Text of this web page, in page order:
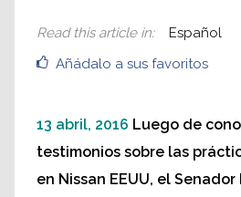
Añádalo a sus favoritos
Read this article in: Español
13 abril, 2016 Luego de
testimonios sobre las
en Nissan EEUU, el Senador